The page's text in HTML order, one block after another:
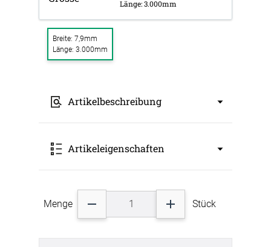
Länge: 3.000mm
Breite: 7,9mm
Länge: 3.000mm
Artikelbeschreibung
Profil 22 eignet sich für die Aufnahme von
Basotect, PET-Vlies oder PE-Schaum in der
in der Länge von 3,04m geliefert. Im
Lieferumfang ist kein Montage-Kit enthalten.
Bitte bestellen Sie das Montage-Kit (4
Artikeleigenschaften
Art: Zubehör Raumakustik
Breite: 7,9mm
Länge: 3.000mm
Farbgruppe: silber
Menge Stück